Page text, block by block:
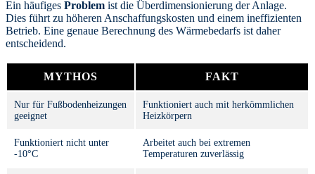
Ein häufiges Problem ist die Überdimensionierung der Anlage.
Dies führt zu höheren Anschaffungskosten und einem ineffizienten
Betrieb. Eine genaue Berechnung des Wärmebedarfs ist daher
entscheidend.
MYTHOS FAKT
Nur für Fußbodenheizungen
geeignet
Funktioniert auch mit herkömmlichen
Heizkörpern
Funktioniert nicht unter
-10°C
Arbeitet auch bei extremen
Temperaturen zuverlässig